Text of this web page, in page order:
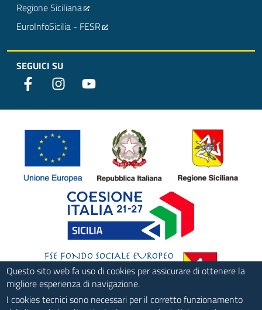
Regione Siciliana
EuroInfoSicilia - FESR
SEGUICI SU
Questo sito web fa uso di cookies per assicurare di ottenere la
migliore esperienza di navigazione.
I cookies tecnici sono necessari per il corretto funzionamento